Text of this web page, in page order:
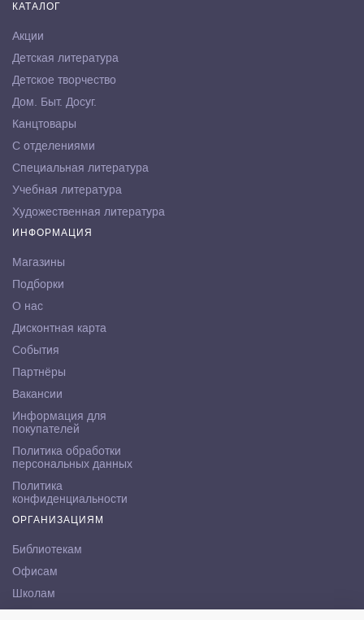
КАТАЛОГ
Акции
Детская литература
Детское творчество
Дом. Быт. Досуг.
Канцтовары
С отделениями
Специальная литература
Учебная литература
Художественная литература
ИНФОРМАЦИЯ
Магазины
Подборки
О нас
Дисконтная карта
События
Партнёры
Вакансии
Информация для
покупателей
Политика обработки
персональных данных
Политика
конфиденциальности
ОРГАНИЗАЦИЯМ
Библиотекам
Офисам
Школам